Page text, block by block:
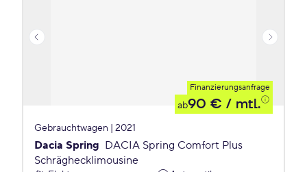
Finanzierungsanfrage
ab90 € / mtl.
Gebrauchtwagen | 2021
Dacia Spring DACIA Spring Comfort Plus
Schräghecklimousine